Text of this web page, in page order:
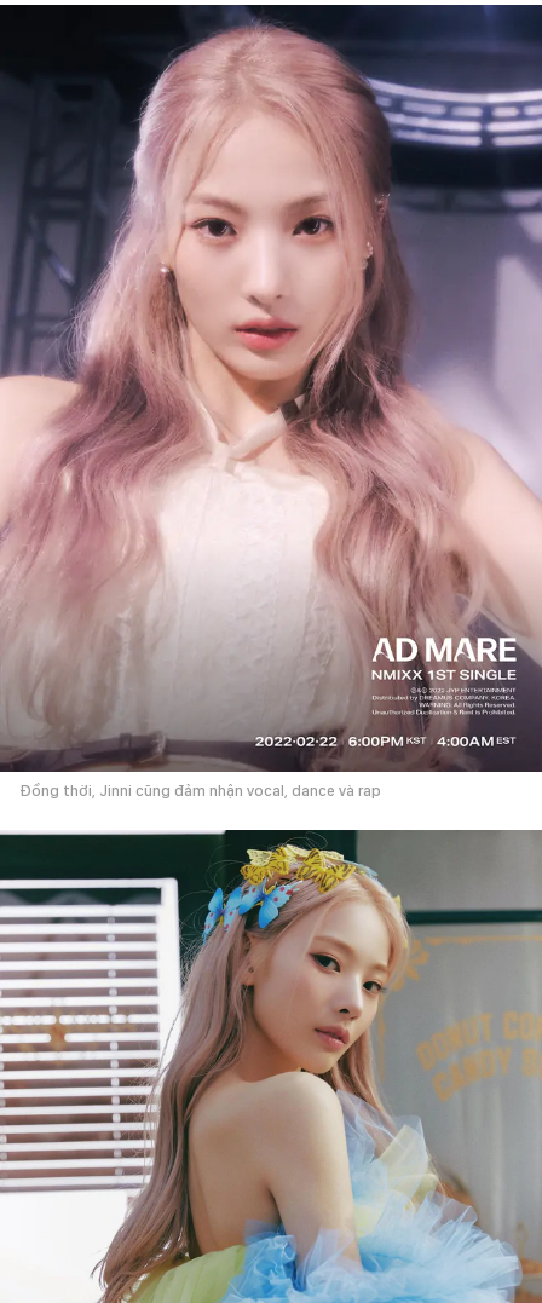
Đồng thời, Jinni cũng đảm nhận vocal, dance và rap